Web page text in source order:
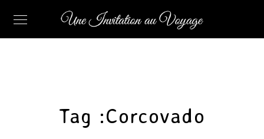
Tag :Corcovado